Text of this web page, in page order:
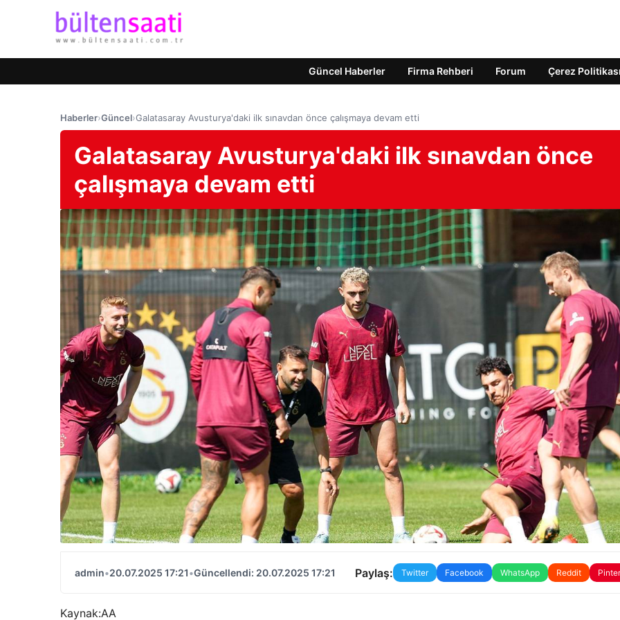
Güncel Haberler Firma Rehberi Forum Çerez Politikası
Haberler›Güncel›Galatasaray Avusturya'daki ilk sınavdan önce çalışmaya devam etti
Galatasaray Avusturya'daki ilk sınavdan önce
çalışmaya devam etti
admin•20.07.2025 17:21•Güncellendi: 20.07.2025 17:21 Paylaş: Twitter Facebook WhatsApp Reddit
Kaynak:AA